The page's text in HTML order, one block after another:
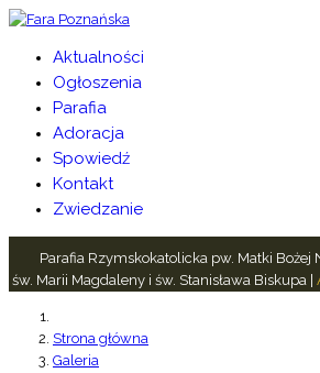
Aktualności
Ogłoszenia
Parafia
Adoracja
Spowiedź
Kontakt
Zwiedzanie
Parafia Rzymskokatolicka pw. Matki Bożej
św. Marii Magdaleny i św. Stanisława Biskupa |
Strona główna
Galeria